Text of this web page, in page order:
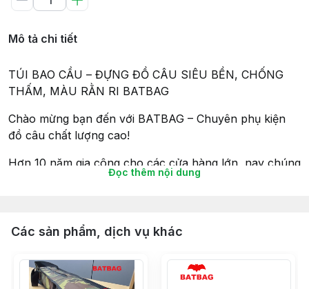
Mô tả chi tiết
TÚI BAO CẦU – ĐỰNG ĐỒ CÂU SIÊU BỀN, CHỐNG
THẤM, MÀU RẰN RI BATBAG
Chào mừng bạn đến với BATBAG – Chuyên phụ kiện
đồ câu chất lượng cao!
Hơn 10 năm gia công cho các cửa hàng lớn, nay chúng
tôi bán trực tiếp đến tay người tiêu dùng – giá tốt – chất
Loại túi: Túi đựng cần câu 1 ngăn
Đọc thêm nội dung
Các sản phẩm, dịch vụ khác